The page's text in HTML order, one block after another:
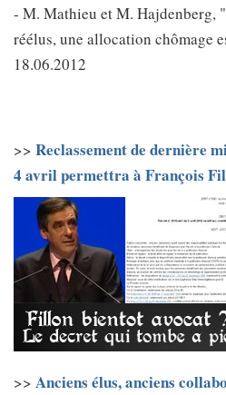
- M. Mathieu et M. Hajdenberg,
réélus, une allocation chômage
18.06.2012
>> Reclassement de dernière
4 avril permettra à François
>> Anciens élus, anciens